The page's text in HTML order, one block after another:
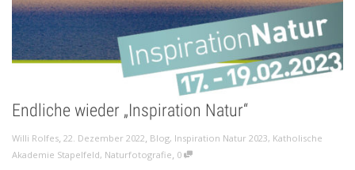
Endliche wieder „Inspiration Natur“
Willi Rolfes, 22. Dezember 2022, Blog, Inspiration Natur 2023, Katholische
Akademie Stapelfeld, Naturfotografie, 0